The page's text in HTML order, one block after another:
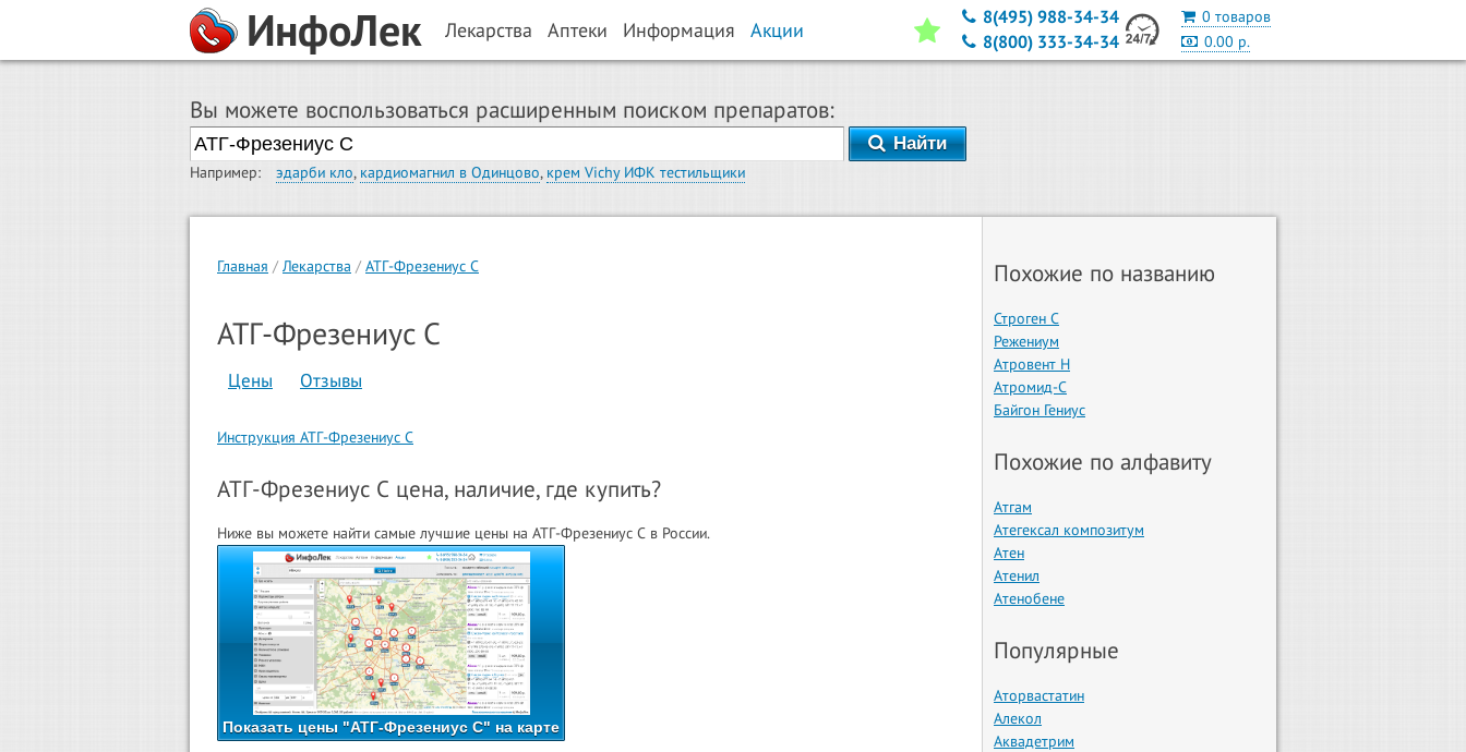
ИнфоЛек Лекарства Аптеки Информация Акции
0 товаров
0.00 р.
8(495) 988-34-34
8(800) 333-34-34
Вы можете воспользоваться расширенным поиском препаратов:
Найти
Например: эдарби кло, кардиомагнил в Одинцово, крем Vichy ИФК тестильщики
Главная Лекарства АТГ-Фрезениус С
АТГ-Фрезениус С
Цены Отзывы
Инструкция АТГ-Фрезениус С
АТГ-Фрезениус С цена, наличие, где купить?
Ниже вы можете найти самые лучшие цены на АТГ-Фрезениус С в России.
Показать цены "АТГ-Фрезениус С" на карте
Похожие по названию
Строген С
Режениум
Атровент Н
Атромид-С
Байгон Гениус
Похожие по алфавиту
Атгам
Атегексал композитум
Атен
Атенил
Атенобене
Популярные
Аторвастатин
Алекол
Аквадетрим